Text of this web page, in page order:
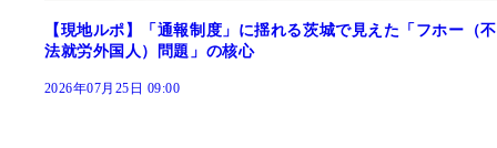
【現地ルポ】「通報制度」に揺れる茨城で見えた「フホー（不
法就労外国人）問題」の核心
2026年07月25日 09:00